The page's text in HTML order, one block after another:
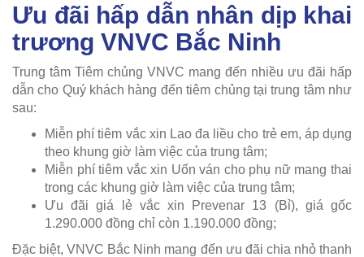
Ưu đãi hấp dẫn nhân dịp khai
trương VNVC Bắc Ninh
Trung tâm Tiêm chủng VNVC mang đến nhiều ưu đãi hấp
dẫn cho Quý khách hàng đến tiêm chủng tại trung tâm như
sau:
Miễn phí tiêm vắc xin Lao đa liều cho trẻ em, áp dụng
theo khung giờ làm việc của trung tâm;
Miễn phí tiêm vắc xin Uốn ván cho phụ nữ mang thai
trong các khung giờ làm việc của trung tâm;
Ưu đãi giá lẻ vắc xin Prevenar 13 (Bỉ), giá gốc
1.290.000 đồng chỉ còn 1.190.000 đồng;
Đặc biệt, VNVC Bắc Ninh mang đến ưu đãi chia nhỏ thanh